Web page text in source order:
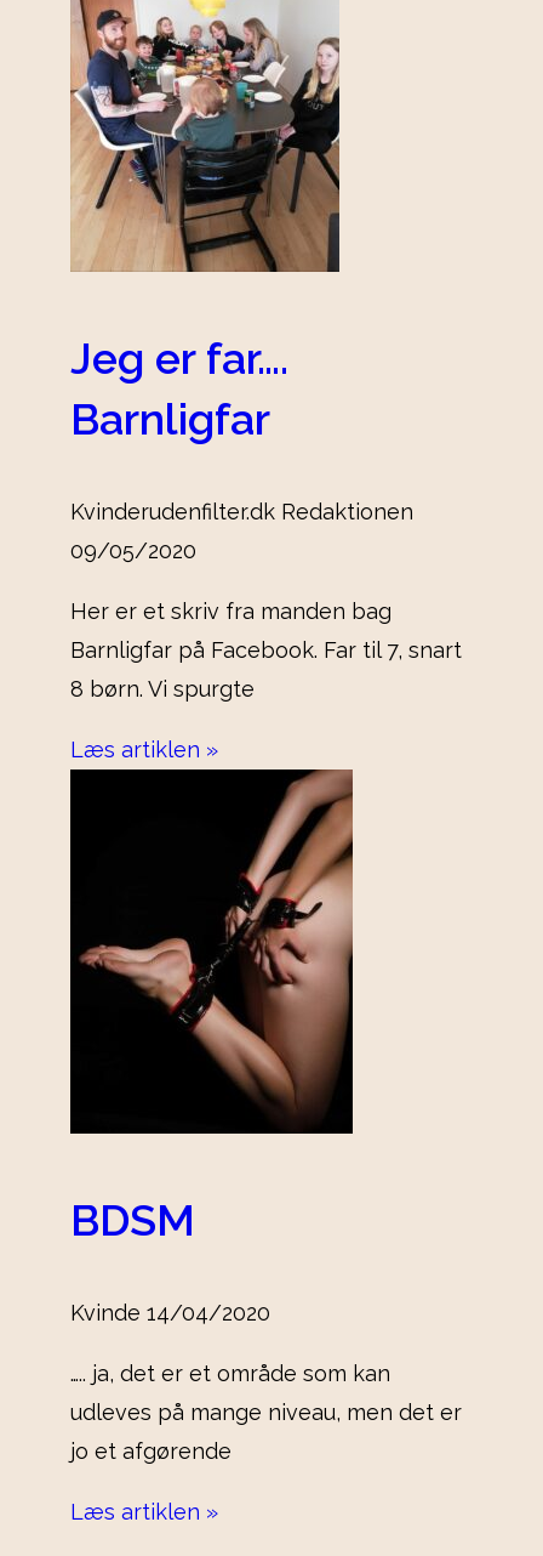
Jeg er far….
Barnligfar
Kvinderudenfilter.dk Redaktionen
09/05/2020
Her er et skriv fra manden bag
Barnligfar på Facebook. Far til 7, snart
8 børn. Vi spurgte
Læs artiklen »
BDSM
Kvinde 14/04/2020
….. ja, det er et område som kan
udleves på mange niveau, men det er
jo et afgørende
Læs artiklen »